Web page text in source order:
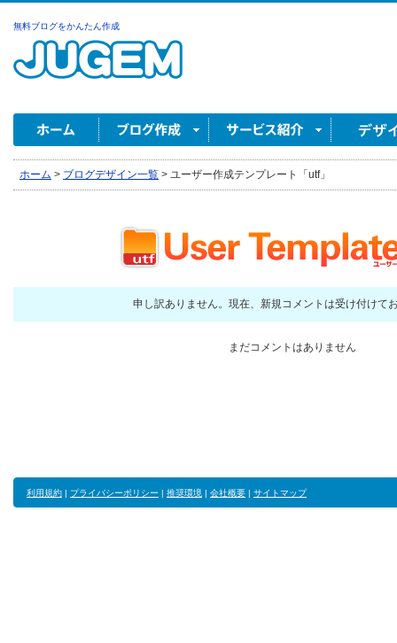
無料ブログをかんたん作成
ホーム > ブログデザイン一覧 > ユーザー作成テンプレート「utf」
申し訳ありません。現在、新規コメントは受け付けて
まだコメントはありません
利用規約 | プライバシーポリシー | 推奨環境 | 会社概要 | サイトマップ